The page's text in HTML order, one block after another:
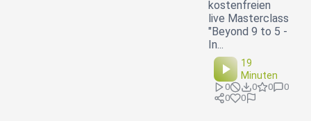
kostenfreien
live Masterclass
"Beyond 9 to 5 -
In...
19
Minuten
0 0 0
0
0
0